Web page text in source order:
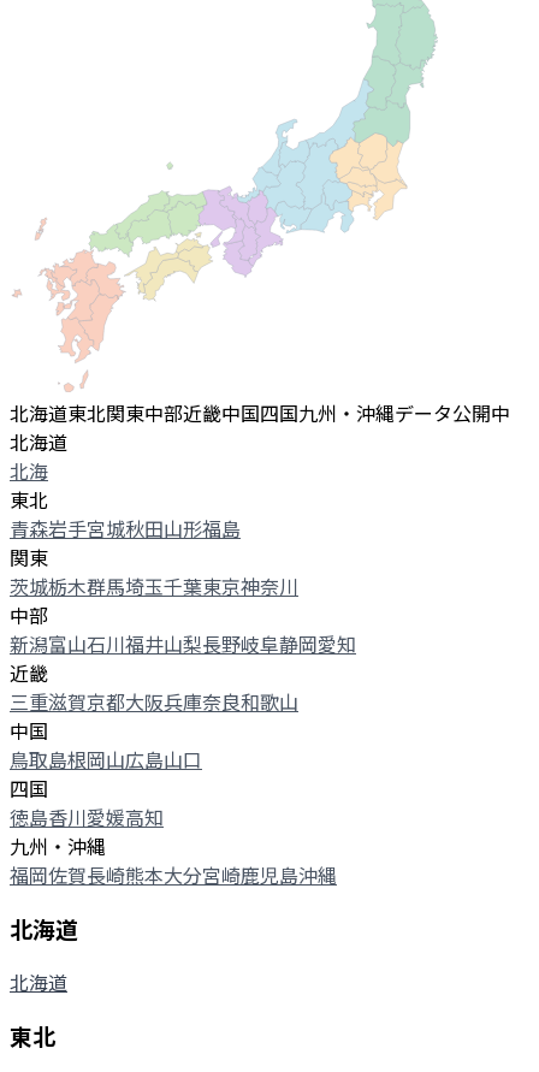
北海道東北関東中部近畿中国四国九州・沖縄データ公開中
北海道
北海
東北
青森岩手宮城秋田山形福島
関東
茨城栃木群馬埼玉千葉東京神奈川
中部
新潟富山石川福井山梨長野岐阜静岡愛知
近畿
三重滋賀京都大阪兵庫奈良和歌山
中国
鳥取島根岡山広島山口
四国
徳島香川愛媛高知
九州・沖縄
福岡佐賀長崎熊本大分宮崎鹿児島沖縄
北海道
北海道
東北